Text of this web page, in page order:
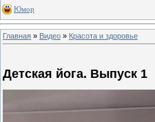
Юмор
Главная » Видео » Красота и здоровье
Детская йога. Выпуск 1